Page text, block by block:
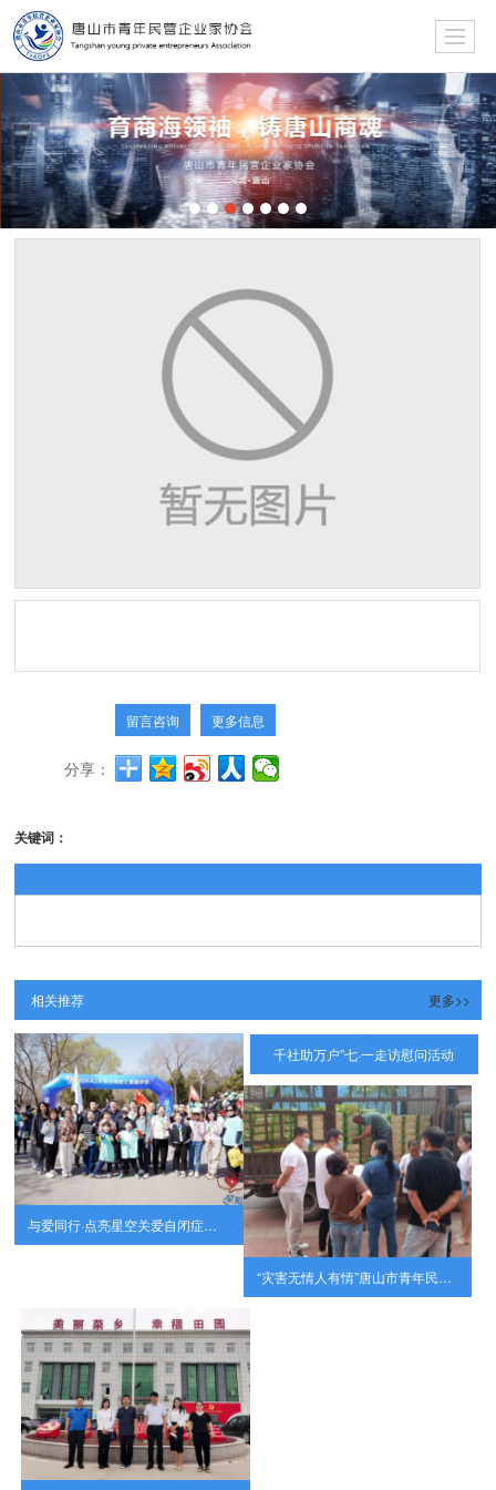
留言咨询 更多信息
分享：
关键词：
相关推荐 更多>>
与爱同行·点亮星空关爱自闭症儿童公益”健步行“活动圆满结束！
千社助万户”七·一走访慰问活动
“灾害无情人有情”唐山市青年民营企业家协会爱心助农活动